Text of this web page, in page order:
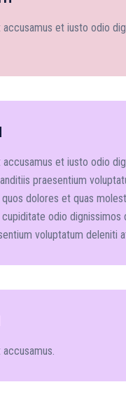
et iusto odio
et iusto odio
praesentium
dolores et quas
odio dignissimos
voluptatum deleniti